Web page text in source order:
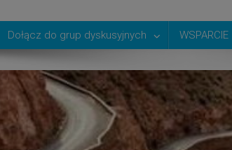
Dołącz do grup dyskusyjnych WSPARCIE